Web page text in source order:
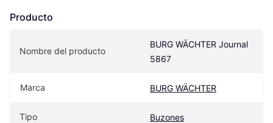
Producto
Nombre del producto
BURG WÄCHTER Journal
5867
Marca BURG WÄCHTER
Tipo Buzones